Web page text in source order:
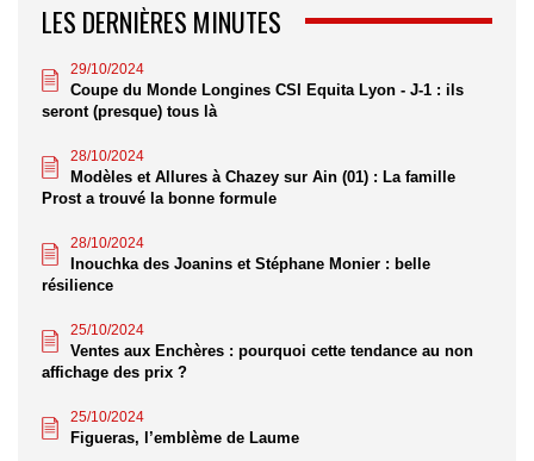
LES DERNIÈRES MINUTES
29/10/2024
Coupe du Monde Longines CSI Equita Lyon - J-1 : ils
seront (presque) tous là
28/10/2024
Modèles et Allures à Chazey sur Ain (01) : La famille
Prost a trouvé la bonne formule
28/10/2024
Inouchka des Joanins et Stéphane Monier : belle
résilience
25/10/2024
Ventes aux Enchères : pourquoi cette tendance au non
affichage des prix ?
25/10/2024
Figueras, l’emblème de Laume